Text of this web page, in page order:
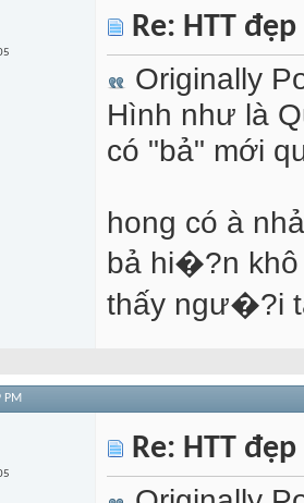
Re: HTT
Originally
Hình như là
có "bả" mới
hong có à nhả
bả hi�?n khô
thấy ngư�?i
PM
Re: HTT